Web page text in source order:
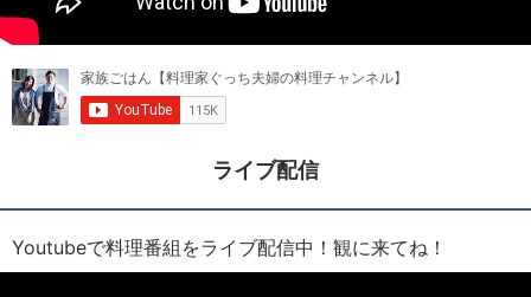
ライブ配信
Youtubeで料理番組をライブ配信中！観に来てね！